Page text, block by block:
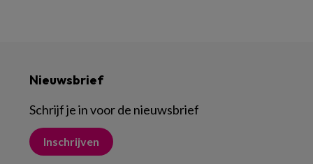
Nieuwsbrief
Schrijf je in voor de nieuwsbrief
Inschrijven